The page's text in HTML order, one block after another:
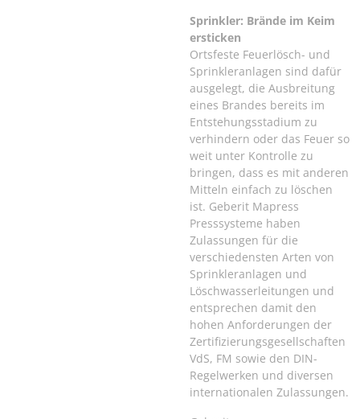
Sprinkler: Brände im Keim
ersticken
Ortsfeste Feuerlösch- und
Sprinkleranlagen sind dafür
ausgelegt, die Ausbreitung
eines Brandes bereits im
Entstehungsstadium zu
verhindern oder das Feuer so
weit unter Kontrolle zu
bringen, dass es mit anderen
Mitteln einfach zu löschen
ist. Geberit Mapress
Presssysteme haben
Zulassungen für die
verschiedensten Arten von
Sprinkleranlagen und
Löschwasserleitungen und
entsprechen damit den
hohen Anforderungen der
Zertifizierungsgesellschaften
VdS, FM sowie den DIN-
Regelwerken und diversen
internationalen Zulassungen.